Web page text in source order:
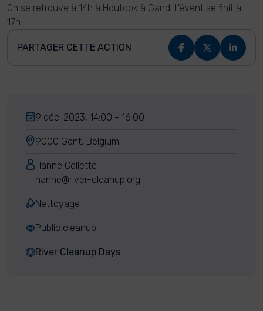
On se retrouve à 14h à Houtdok à Gand. L'évent se finit à
17h.
PARTAGER CETTE ACTION
9 déc. 2023, 14:00 - 16:00
9000 Gent, Belgium
Hanne Collette
hanne@river-cleanup.org
Nettoyage
Public cleanup
River Cleanup Days